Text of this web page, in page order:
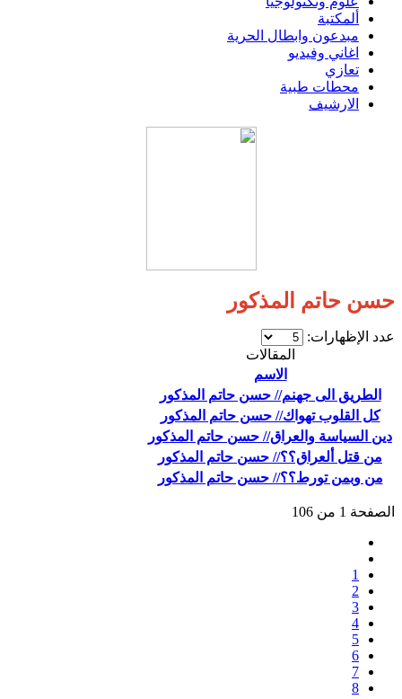
ألمكتبة
مبدعون وابطال الحرية
اغاني وفيديو
تعازي
محطات طبية
الارشيف
حسن حاتم المذكور
عدد الإظهارات:
المقالات
الاسم
الطريق الى جهنم// حسن حاتم المذكور
كل القلوب تهواك// حسن حاتم المذكور
دين السياسة والعراق// حسن حاتم المذكور
من قتل ألعراق؟؟// حسن حاتم المذكور
من وبمن تورط؟؟// حسن حاتم المذكور
الصفحة 1 من 106
1
2
3
4
5
6
7
8